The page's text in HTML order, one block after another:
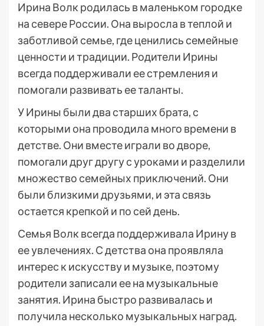
Ирина Волк родилась в маленьком городке
на севере России. Она выросла в теплой и
заботливой семье, где ценились семейные
ценности и традиции. Родители Ирины
всегда поддерживали ее стремления и
помогали развивать ее таланты.
У Ирины были два старших брата, с
которыми она проводила много времени в
детстве. Они вместе играли во дворе,
помогали друг другу с уроками и разделили
множество семейных приключений. Они
были близкими друзьями, и эта связь
остается крепкой и по сей день.
Семья Волк всегда поддерживала Ирину в
ее увлечениях. С детства она проявляла
интерес к искусству и музыке, поэтому
родители записали ее на музыкальные
занятия. Ирина быстро развивалась и
получила несколько музыкальных наград.